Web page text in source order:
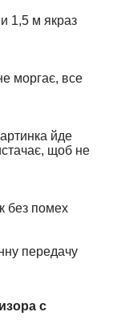
1,5 м якраз
моргає, все
йде
щоб не
без помех
передачу
с